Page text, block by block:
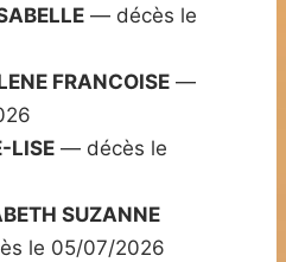
— décès le
FRANCOISE —
LISE — décès le
SUZANNE
le 05/07/2026